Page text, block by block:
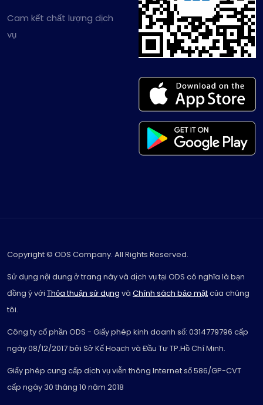
Cam kết chất lượng dịch
vụ
Copyright © ODS Company. All Rights Reserved.
Sử dụng nội dung ở trang này và dịch vụ tại ODS có nghĩa là bạn
đồng ý với Thỏa thuận sử dụng và Chính sách bảo mậtcủa chúng
tôi.
Công ty cổ phần ODS - Giấy phép kinh doanh số: 0314779796 cấp
ngày 08/12/2017 bởi Sở Kế Hoạch và Đầu Tư TP.Hồ Chí Minh.
Giấy phép cung cấp dịch vụ viễn thông Internet số 586/GP-CVT
cấp ngày 30 tháng 10 năm 2018